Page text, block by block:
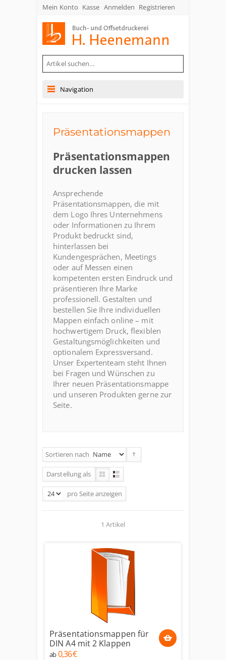
Mein Konto Kasse Anmelden Registrieren
Navigation
Präsentationsmappen
Präsentationsmappen
drucken lassen
Ansprechende
Präsentationsmappen, die mit
dem Logo Ihres Unternehmens
oder Informationen zu Ihrem
Produkt bedruckt sind,
hinterlassen bei
Kundengesprächen, Meetings
oder auf Messen einen
kompetenten ersten Eindruck und
präsentieren Ihre Marke
professionell. Gestalten und
bestellen Sie Ihre individuellen
Mappen einfach online – mit
hochwertigem Druck, flexiblen
Gestaltungsmöglichkeiten und
optionalem Expressversand.
Unser Expertenteam steht Ihnen
bei Fragen und Wünschen zu
Ihrer neuen Präsentationsmappe
und unseren Produkten gerne zur
Seite.
Sortieren nach
Darstellung als
pro Seiteanzeigen
1 Artikel
Präsentationsmappen für
DIN A4 mit 2 Klappen
ab 0,36 €